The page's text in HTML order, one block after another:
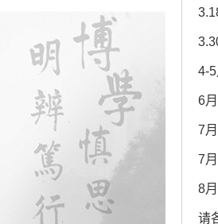
4-
6
7
7
8
请